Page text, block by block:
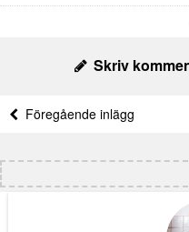
Skriv
Föregående inlägg